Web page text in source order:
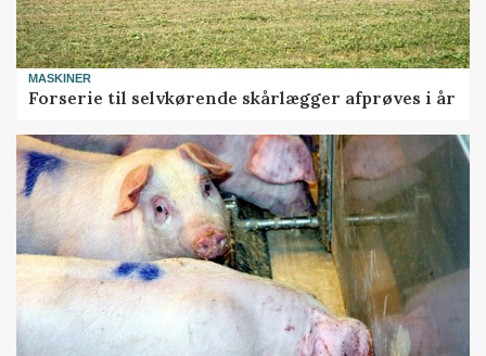
MASKINER
Forserie til selvkørende skårlægger afprøves i år